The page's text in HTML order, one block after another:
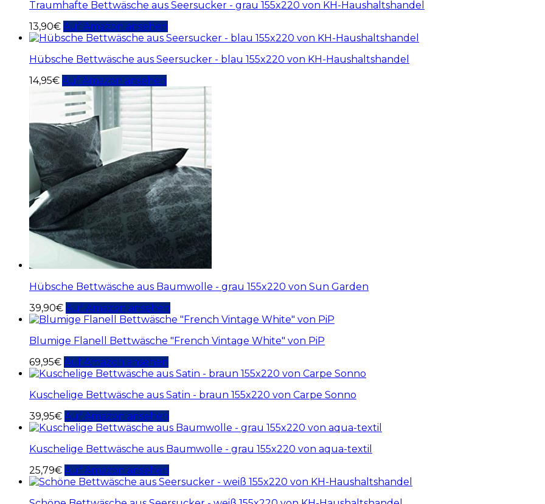
Traumhafte Bettwäsche aus Seersucker - grau 155x220 von KH-Haushaltshandel
13,90€ Auf Amazon ansehen
Hübsche Bettwäsche aus Seersucker - blau 155x220 von KH-Haushaltshandel
14,95€ Auf Amazon ansehen
Hübsche Bettwäsche aus Baumwolle - grau 155x220 von Sun Garden
39,90€ Auf Amazon ansehen
Blumige Flanell Bettwäsche "French Vintage White" von PiP
69,95€ Auf Amazon ansehen
Kuschelige Bettwäsche aus Satin - braun 155x220 von Carpe Sonno
39,95€ Auf Amazon ansehen
Kuschelige Bettwäsche aus Baumwolle - grau 155x220 von aqua-textil
25,79€ Auf Amazon ansehen